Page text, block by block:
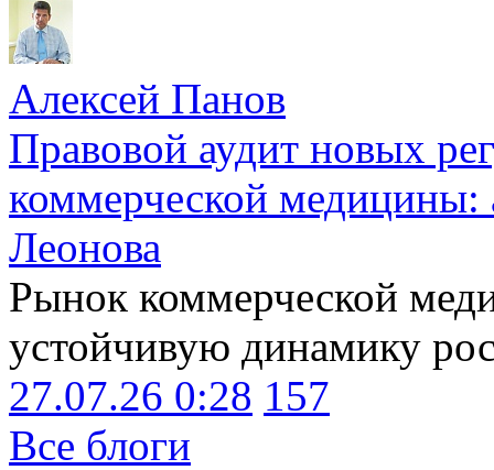
Алексей Панов
Правовой аудит новых
коммерческой медицины:
Леонова
Рынок коммерческой
устойчивую динамику
27.07.26 0:28 157
Все блоги